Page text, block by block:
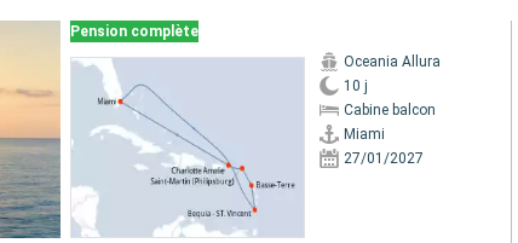
Pension complète
Oceania Allura
10 j
Cabine balcon
Miami
27/01/2027